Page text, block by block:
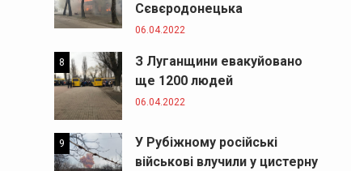
Сєвєродонецька
06.04.2022
8
З Луганщини евакуйовано
ще 1200 людей
06.04.2022
9
У Рубіжному російські
військові влучили у цистерну